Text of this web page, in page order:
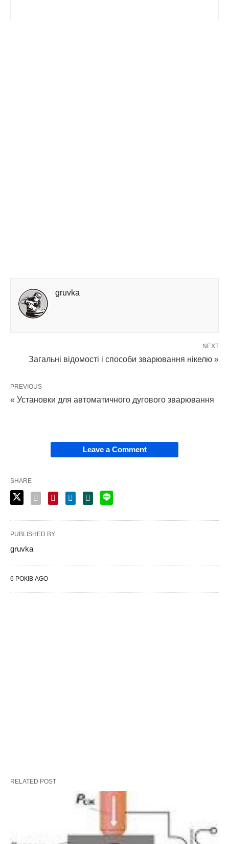
gruvka
NEXT
Загальні відомості і способи зварювання нікелю »
PREVIOUS
« Установки для автоматичного дугового зварювання
Leave a Comment
SHARE
PUBLISHED BY
gruvka
6 РОКІВ AGO
RELATED POST